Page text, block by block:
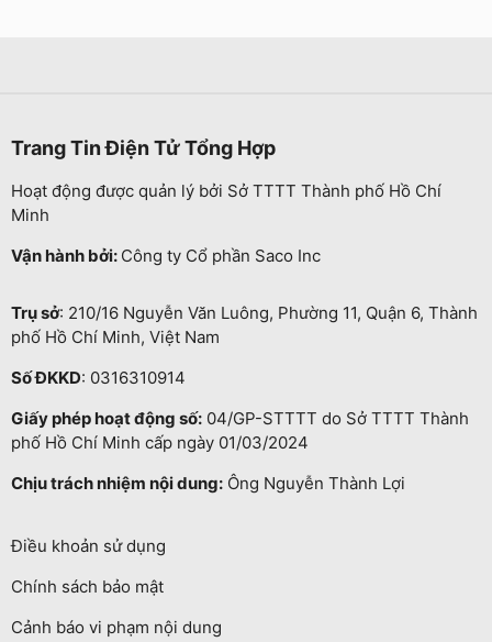
Trang Tin Điện Tử Tổng Hợp
Hoạt động được quản lý bởi Sở TTTT Thành phố Hồ Chí
Minh
Vận hành bởi: Công ty Cổ phần Saco Inc
Trụ sở: 210/16 Nguyễn Văn Luông, Phường 11, Quận 6, Thành
phố Hồ Chí Minh, Việt Nam
Số ĐKKD: 0316310914
Giấy phép hoạt động số: 04/GP-STTTT do Sở TTTT Thành
phố Hồ Chí Minh cấp ngày 01/03/2024
Chịu trách nhiệm nội dung: Ông Nguyễn Thành Lợi
Điều khoản sử dụng
Chính sách bảo mật
Cảnh báo vi phạm nội dung